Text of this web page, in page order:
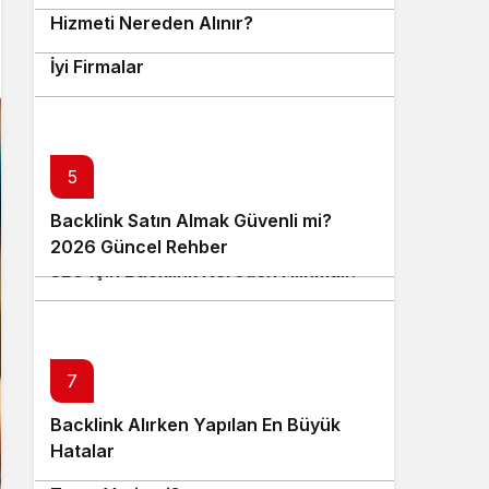
Hizmeti Nereden Alınır?
İyi Firmalar
5
Backlink Satın Almak Güvenli mi?
2026 Güncel Rehber
6
7
Backlink Alırken Yapılan En Büyük
Hatalar
8